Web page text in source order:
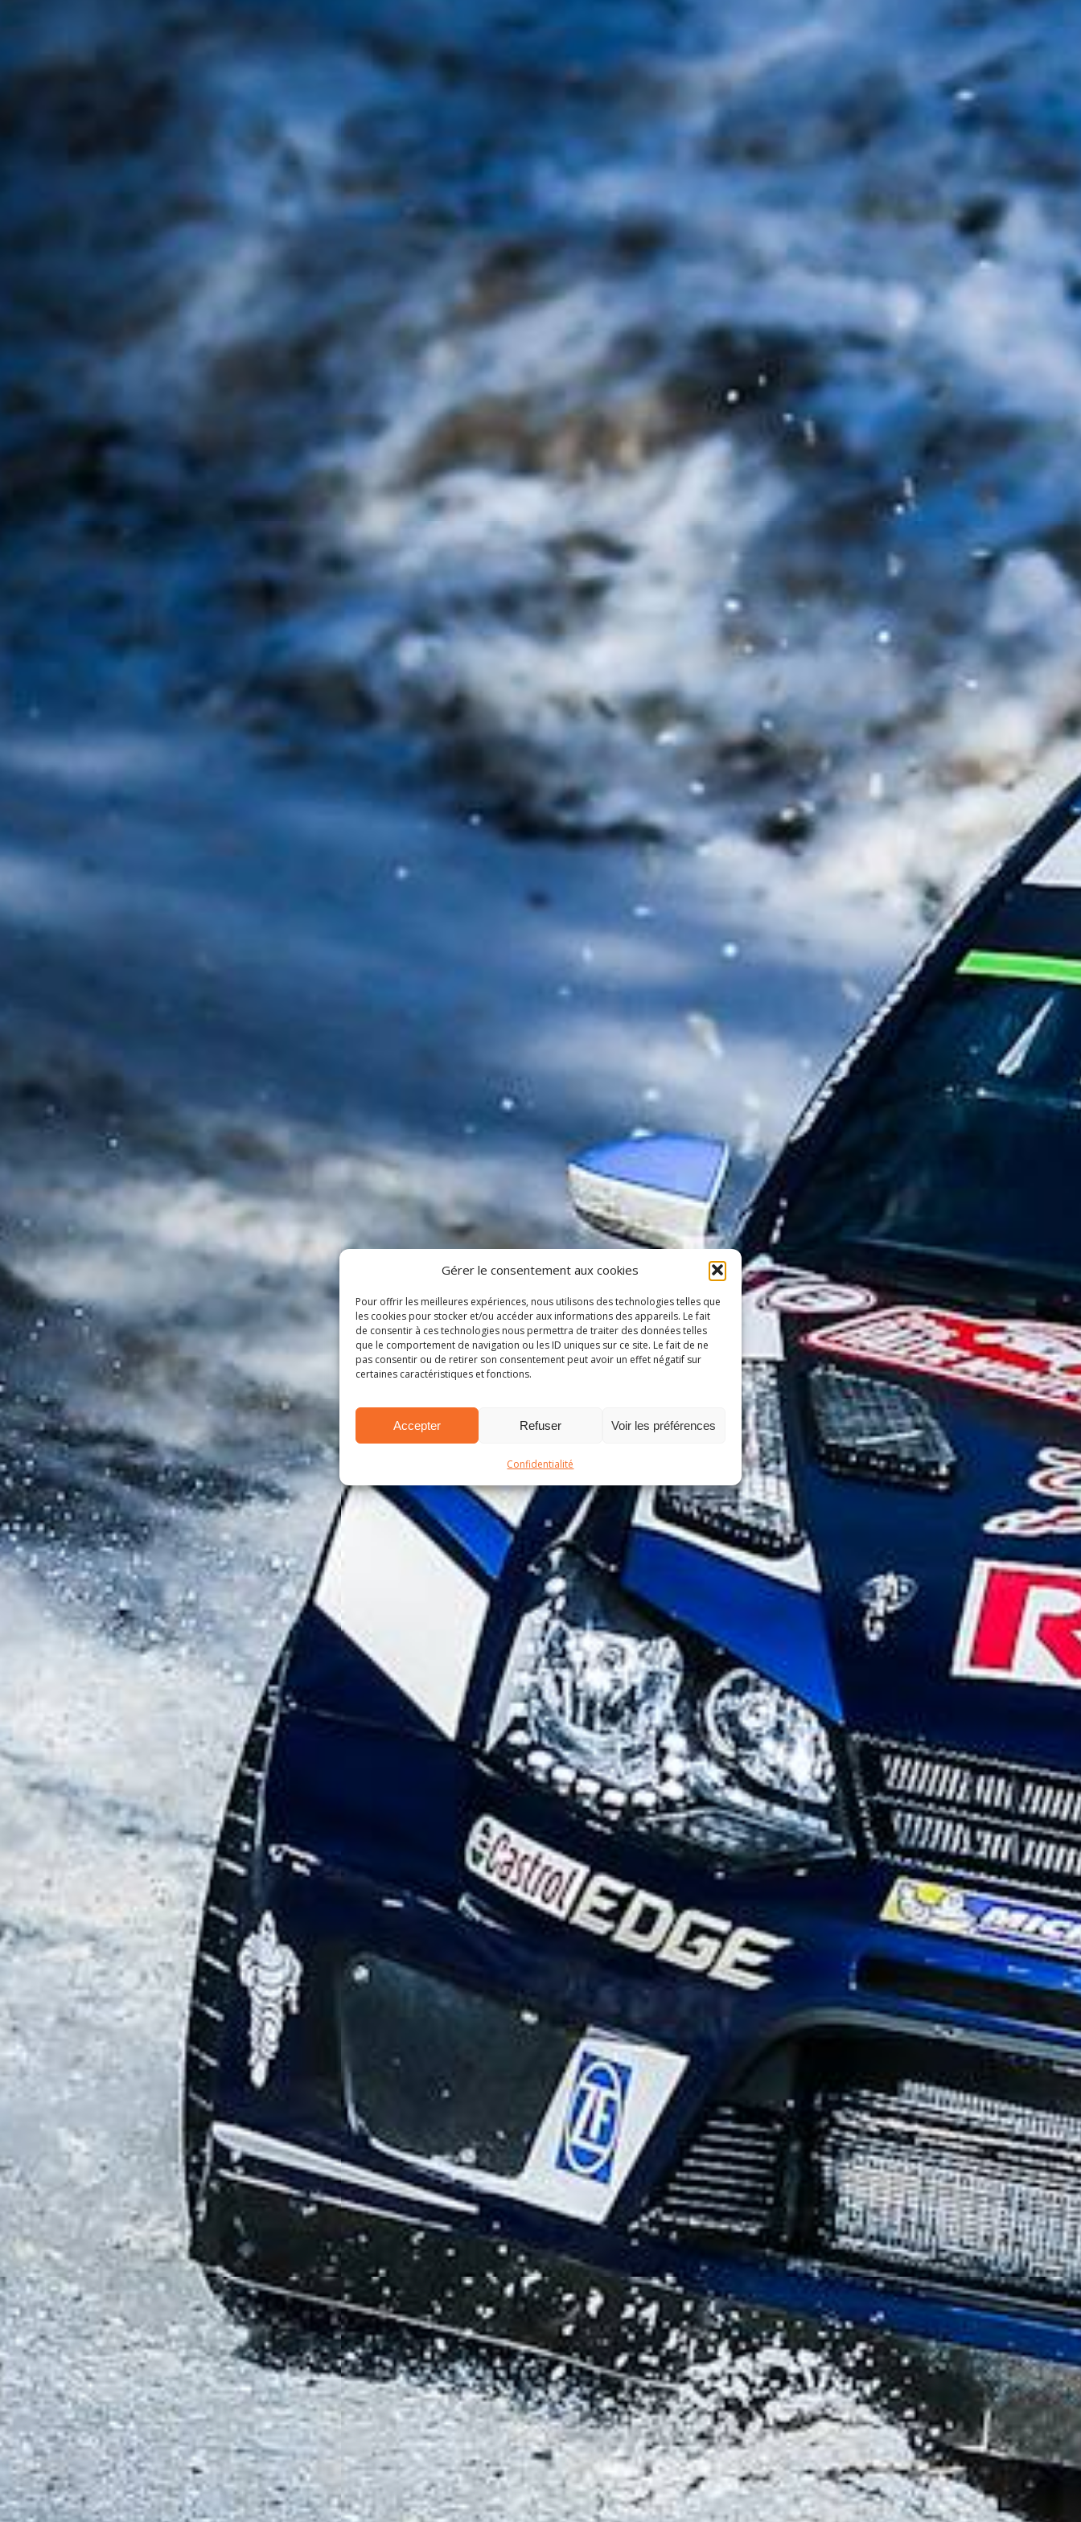
Gérer le consentement aux cookies
Pour offrir les meilleures expériences, nous utilisons des technologies telles que
les cookies pour stocker et/ou accéder aux informations des appareils. Le fait
de consentir à ces technologies nous permettra de traiter des données telles
que le comportement de navigation ou les ID uniques sur ce site. Le fait de ne
pas consentir ou de retirer son consentement peut avoir un effet négatif sur
certaines caractéristiques et fonctions.
Accepter Refuser Voir les préférences
Confidentialité